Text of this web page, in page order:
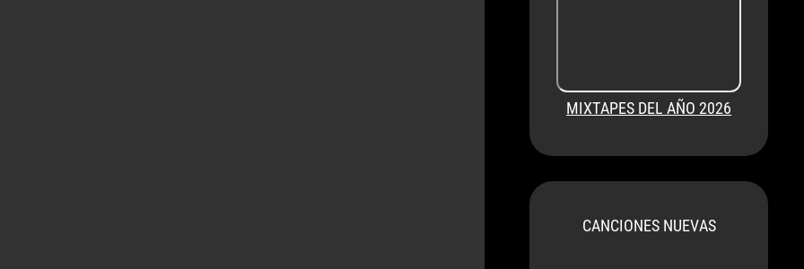
MIXTAPES DEL AÑO 2026
CANCIONES NUEVAS